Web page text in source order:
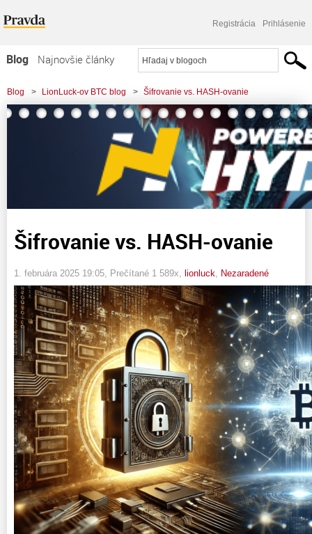
Registrácia Prihlásenie
Blog
Najnovšie články
Najčítanejšie články
Najkomentovanejšie články
Blog > LionLuck-ov BTC blog > Šifrovanie vs. HASH-ovanie
Šifrovanie vs. HASH-ovanie
1. februára 2025 19:05 , Prečítané 1 589x, lionluck Nezaradené